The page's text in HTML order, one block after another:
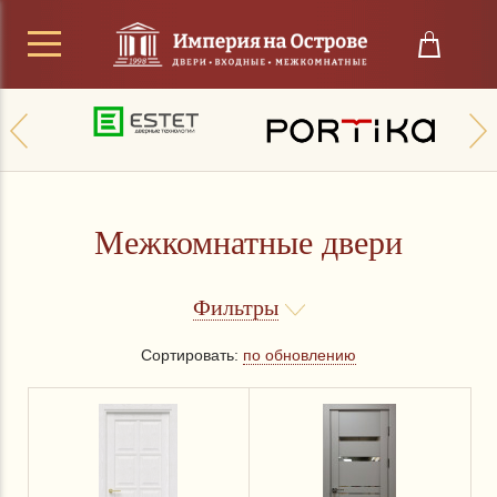
Межкомнатные двери
Фильтры
Цена
Сортировать: по обновлению